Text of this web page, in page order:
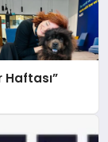
Haftası”